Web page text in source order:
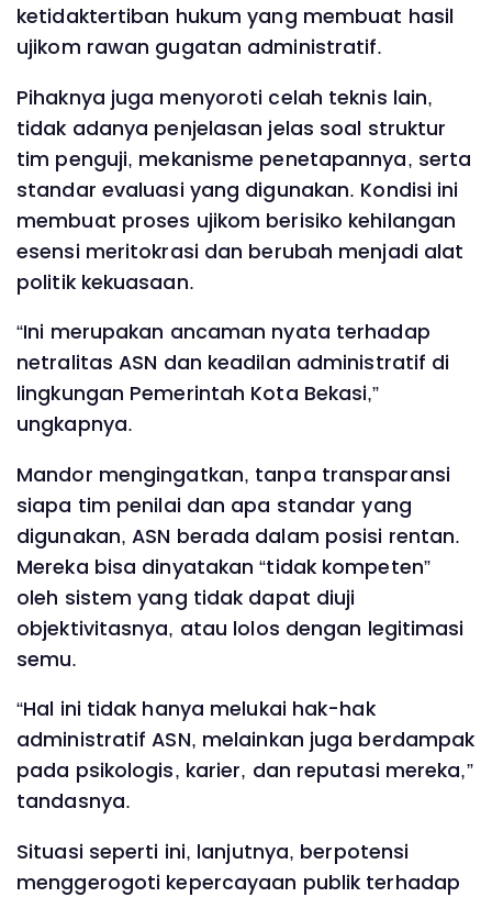
ketidaktertiban hukum yang membuat hasil
ujikom rawan gugatan administratif.
Pihaknya juga menyoroti celah teknis lain,
tidak adanya penjelasan jelas soal struktur
tim penguji, mekanisme penetapannya, serta
standar evaluasi yang digunakan. Kondisi ini
membuat proses ujikom berisiko kehilangan
esensi meritokrasi dan berubah menjadi alat
politik kekuasaan.
“Ini merupakan ancaman nyata terhadap
netralitas ASN dan keadilan administratif di
lingkungan Pemerintah Kota Bekasi,”
ungkapnya.
Mandor mengingatkan, tanpa transparansi
siapa tim penilai dan apa standar yang
digunakan, ASN berada dalam posisi rentan.
Mereka bisa dinyatakan “tidak kompeten”
oleh sistem yang tidak dapat diuji
objektivitasnya, atau lolos dengan legitimasi
semu.
“Hal ini tidak hanya melukai hak-hak
administratif ASN, melainkan juga berdampak
pada psikologis, karier, dan reputasi mereka,”
tandasnya.
Situasi seperti ini, lanjutnya, berpotensi
menggerogoti kepercayaan publik terhadap